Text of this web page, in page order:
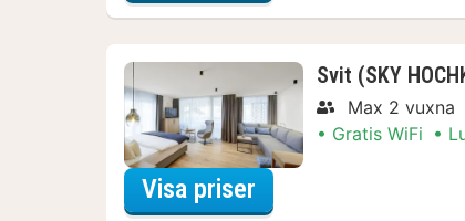
Svit (SKY
Max 2 vuxna
Gratis WiFi
Visa priser